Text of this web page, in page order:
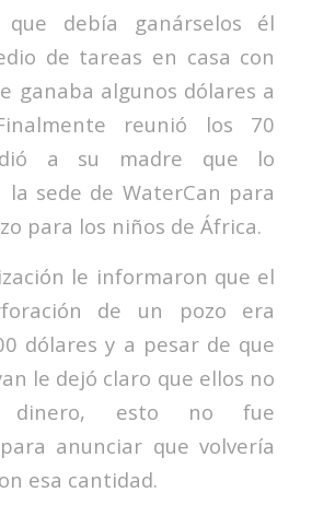
debía ganárselos él
de tareas en casa con
ganaba algunos dólares a
reunió los 70
a su madre que lo
la sede de WaterCan para
para los niños de África.
le informaron que el
de un pozo era
dólares y a pesar de que
le dejó claro que ellos no
dinero, esto no fue
anunciar que volvería
esa cantidad.